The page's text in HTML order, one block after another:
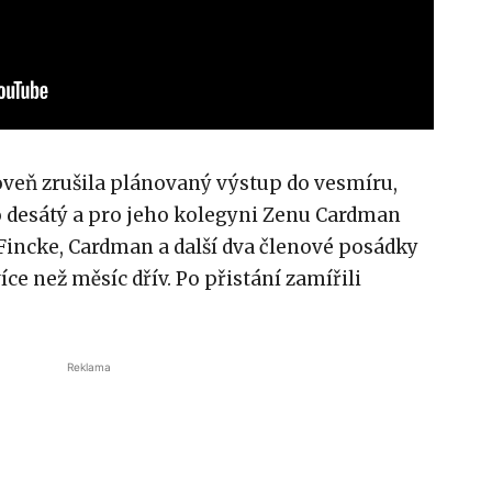
zrušila plánovaný výstup do vesmíru,
a pro jeho kolegyni Zenu Cardman
Cardman a další dva členové posádky
než měsíc dřív. Po přistání zamířili
Reklama